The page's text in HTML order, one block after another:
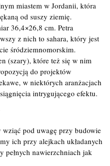
miastem w Jordanii, która
od suszy ziemię.
36,4×26,8 cm. Petra
z nich to sahara, który jest
śródziemnomorskim.
(szary), które też się w nim
do projektów
w niektórych aranżacjach
intrygującego efektu.
pod uwagę przy budowie
ich przy alejkach układanych
pełnych nawierzchniach jak